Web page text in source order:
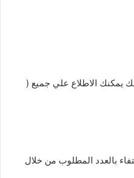
يمكنك الاطلاع علي جميع (
بالعدد المطلوب من خلال